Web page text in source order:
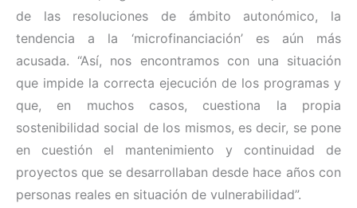
de las resoluciones de ámbito autonómico, la
tendencia a la ‘microfinanciación’ es aún más
acusada. “Así, nos encontramos con una situación
que impide la correcta ejecución de los programas y
que, en muchos casos, cuestiona la propia
sostenibilidad social de los mismos, es decir, se pone
en cuestión el mantenimiento y continuidad de
proyectos que se desarrollaban desde hace años con
personas reales en situación de vulnerabilidad”.